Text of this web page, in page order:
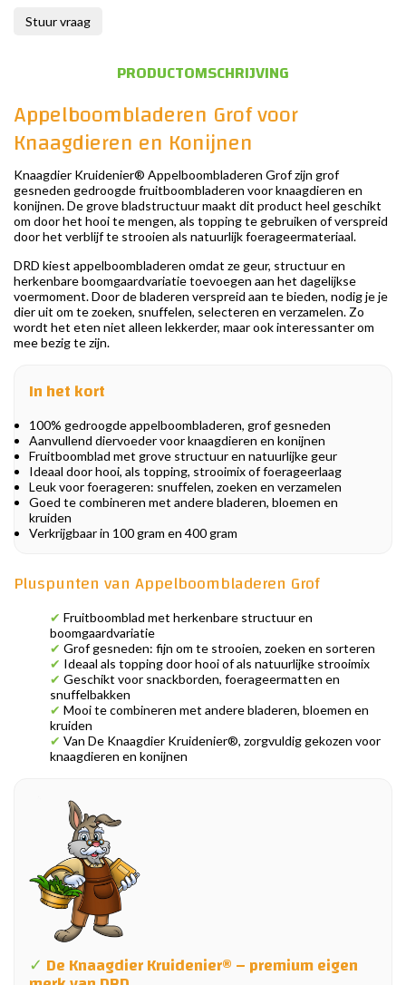
Stuur vraag
PRODUCTOMSCHRIJVING
Appelboombladeren Grof voor
Knaagdieren en Konijnen
Knaagdier Kruidenier® Appelboombladeren Grof zijn grof
gesneden gedroogde fruitboombladeren voor knaagdieren en
konijnen. De grove bladstructuur maakt dit product heel geschikt
om door het hooi te mengen, als topping te gebruiken of verspreid
door het verblijf te strooien als natuurlijk foerageermateriaal.
DRD kiest appelboombladeren omdat ze geur, structuur en
herkenbare boomgaardvariatie toevoegen aan het dagelijkse
voermoment. Door de bladeren verspreid aan te bieden, nodig je je
dier uit om te zoeken, snuffelen, selecteren en verzamelen. Zo
wordt het eten niet alleen lekkerder, maar ook interessanter om
mee bezig te zijn.
In het kort
100% gedroogde appelboombladeren, grof gesneden
Aanvullend diervoeder voor knaagdieren en konijnen
Fruitboomblad met grove structuur en natuurlijke geur
Ideaal door hooi, als topping, strooimix of foerageerlaag
Leuk voor foerageren: snuffelen, zoeken en verzamelen
Goed te combineren met andere bladeren, bloemen en
kruiden
Verkrijgbaar in 100 gram en 400 gram
Pluspunten van Appelboombladeren Grof
✔ Fruitboomblad met herkenbare structuur en
boomgaardvariatie
✔ Grof gesneden: fijn om te strooien, zoeken en sorteren
✔ Ideaal als topping door hooi of als natuurlijke strooimix
✔ Geschikt voor snackborden, foerageermatten en
snuffelbakken
✔ Mooi te combineren met andere bladeren, bloemen en
kruiden
✔ Van De Knaagdier Kruidenier®, zorgvuldig gekozen voor
knaagdieren en konijnen
✓ De Knaagdier Kruidenier® – premium eigen